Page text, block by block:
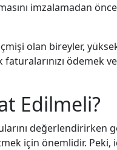
imzalamadan
olan bireyler,
ödemek
Edilmeli?
değerlendirirken
için önemlidir.